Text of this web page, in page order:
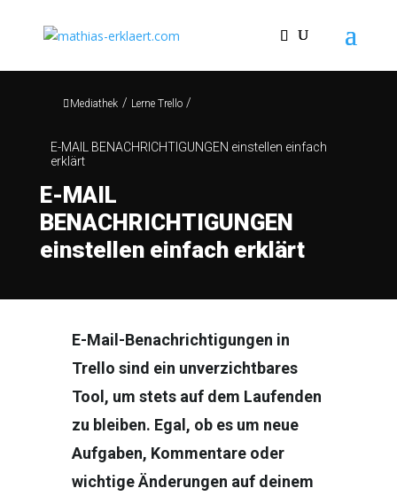
Mediathek / Lerne Trello /
E-MAIL BENACHRICHTIGUNGEN einstellen einfach
erklärt
E-MAIL
BENACHRICHTIGUNGEN
einstellen einfach erklärt
E-Mail-Benachrichtigungen in
Trello sind ein unverzichtbares
Tool, um stets auf dem Laufenden
zu bleiben. Egal, ob es um neue
Aufgaben, Kommentare oder
wichtige Änderungen auf deinem